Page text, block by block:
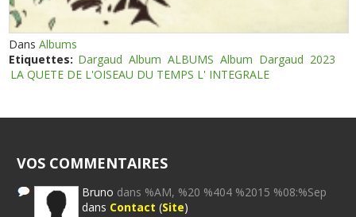
DansAlbums
Etiquettes: Dargaud Album ALBUMS Album Dargaud 2023
LA QUETE DE L'OISEAU DU TEMPS L' INTEGRALE
VOS COMMENTAIRES
Bruno dans %AM, %20 %404 %2015 %08:%Sep
dans Contact (Site)